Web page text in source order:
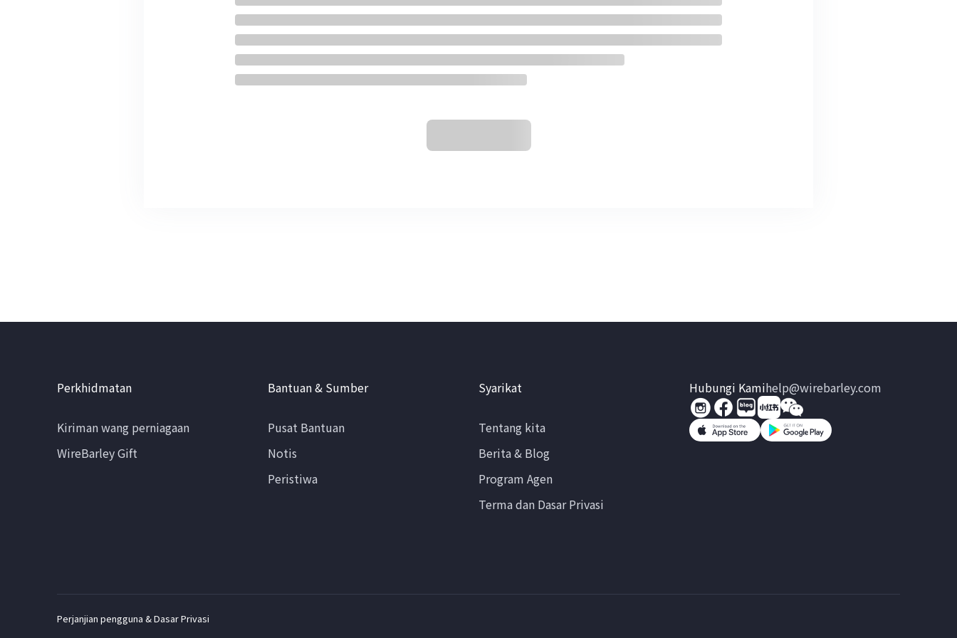
Perkhidmatan
Kiriman wang perniagaan
WireBarley Gift
Bantuan & Sumber
Pusat Bantuan
Notis
Peristiwa
Syarikat
Tentang kita
Berita & Blog
Program Agen
Terma dan Dasar Privasi
Hubungi Kamihelp@wirebarley.com
Perjanjian pengguna & Dasar Privasi